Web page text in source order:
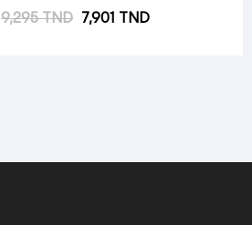
Prix habituel
9,295 TND Prix
7,901 TND